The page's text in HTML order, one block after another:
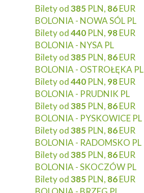
Bilety od385 PLN, 86EUR
BOLONIA - NOWA SÓL PL
Bilety od440 PLN, 98EUR
BOLONIA - NYSA PL
Bilety od385 PLN, 86EUR
BOLONIA - OSTROŁĘKA PL
Bilety od440 PLN, 98EUR
BOLONIA - PRUDNIK PL
Bilety od385 PLN, 86EUR
BOLONIA - PYSKOWICE PL
Bilety od385 PLN, 86EUR
BOLONIA - RADOMSKO PL
Bilety od385 PLN, 86EUR
BOLONIA - SKOCZÓW PL
Bilety od385 PLN, 86EUR